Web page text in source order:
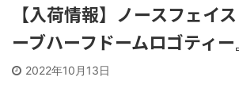
【入荷情報】ノースフェイ
ーブハーフドームロゴティー
2022年10月13日